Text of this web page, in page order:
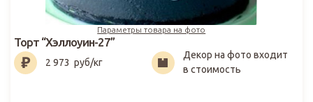
Параметры товара на фото
2 973₽
Торт “Хэллоуин-27”
2 973 руб/кг
Декор на фото входит
в стоимость